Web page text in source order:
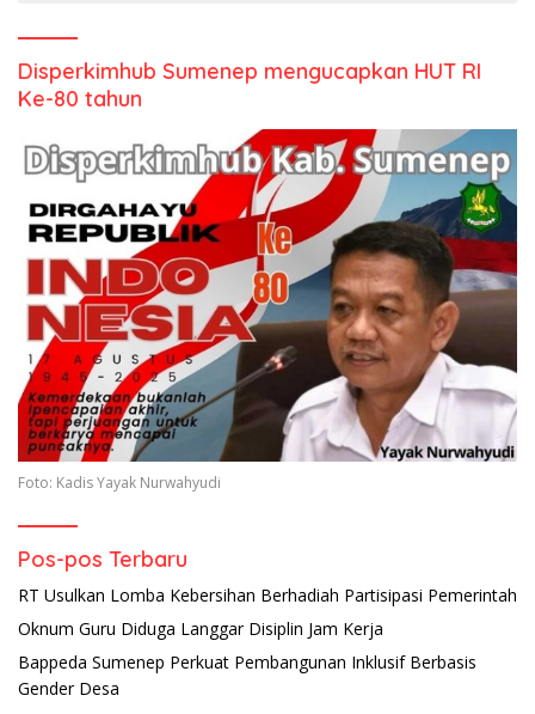
Disperkimhub Sumenep mengucapkan HUT RI
Ke-80 tahun
Foto: Kadis Yayak Nurwahyudi
Pos-pos Terbaru
RT Usulkan Lomba Kebersihan Berhadiah Partisipasi Pemerintah
Oknum Guru Diduga Langgar Disiplin Jam Kerja
Bappeda Sumenep Perkuat Pembangunan Inklusif Berbasis
Gender Desa